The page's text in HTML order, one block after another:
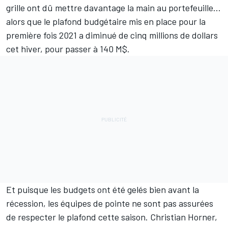
grille ont dû mettre davantage la main au portefeuille...
alors que le plafond budgétaire mis en place pour la
première fois 2021 a diminué de cinq millions de dollars
cet hiver, pour passer à 140 M$.
Et puisque les budgets ont été gelés bien avant la
récession, les équipes de pointe ne sont pas assurées
de respecter le plafond cette saison. Christian Horner,